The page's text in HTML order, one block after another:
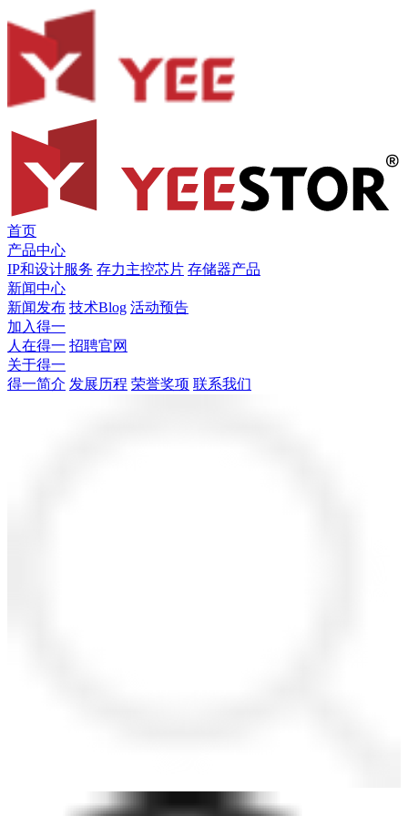
首页
产品中心
IP和设计服务 存力主控芯片 存储器产品
新闻中心
新闻发布 技术Blog 活动预告
加入得一
人在得一 招聘官网
关于得一
得一简介 发展历程 荣誉奖项 联系我们